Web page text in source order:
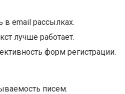
email рассылках.
лучше работает.
форм регистрации.
писем.